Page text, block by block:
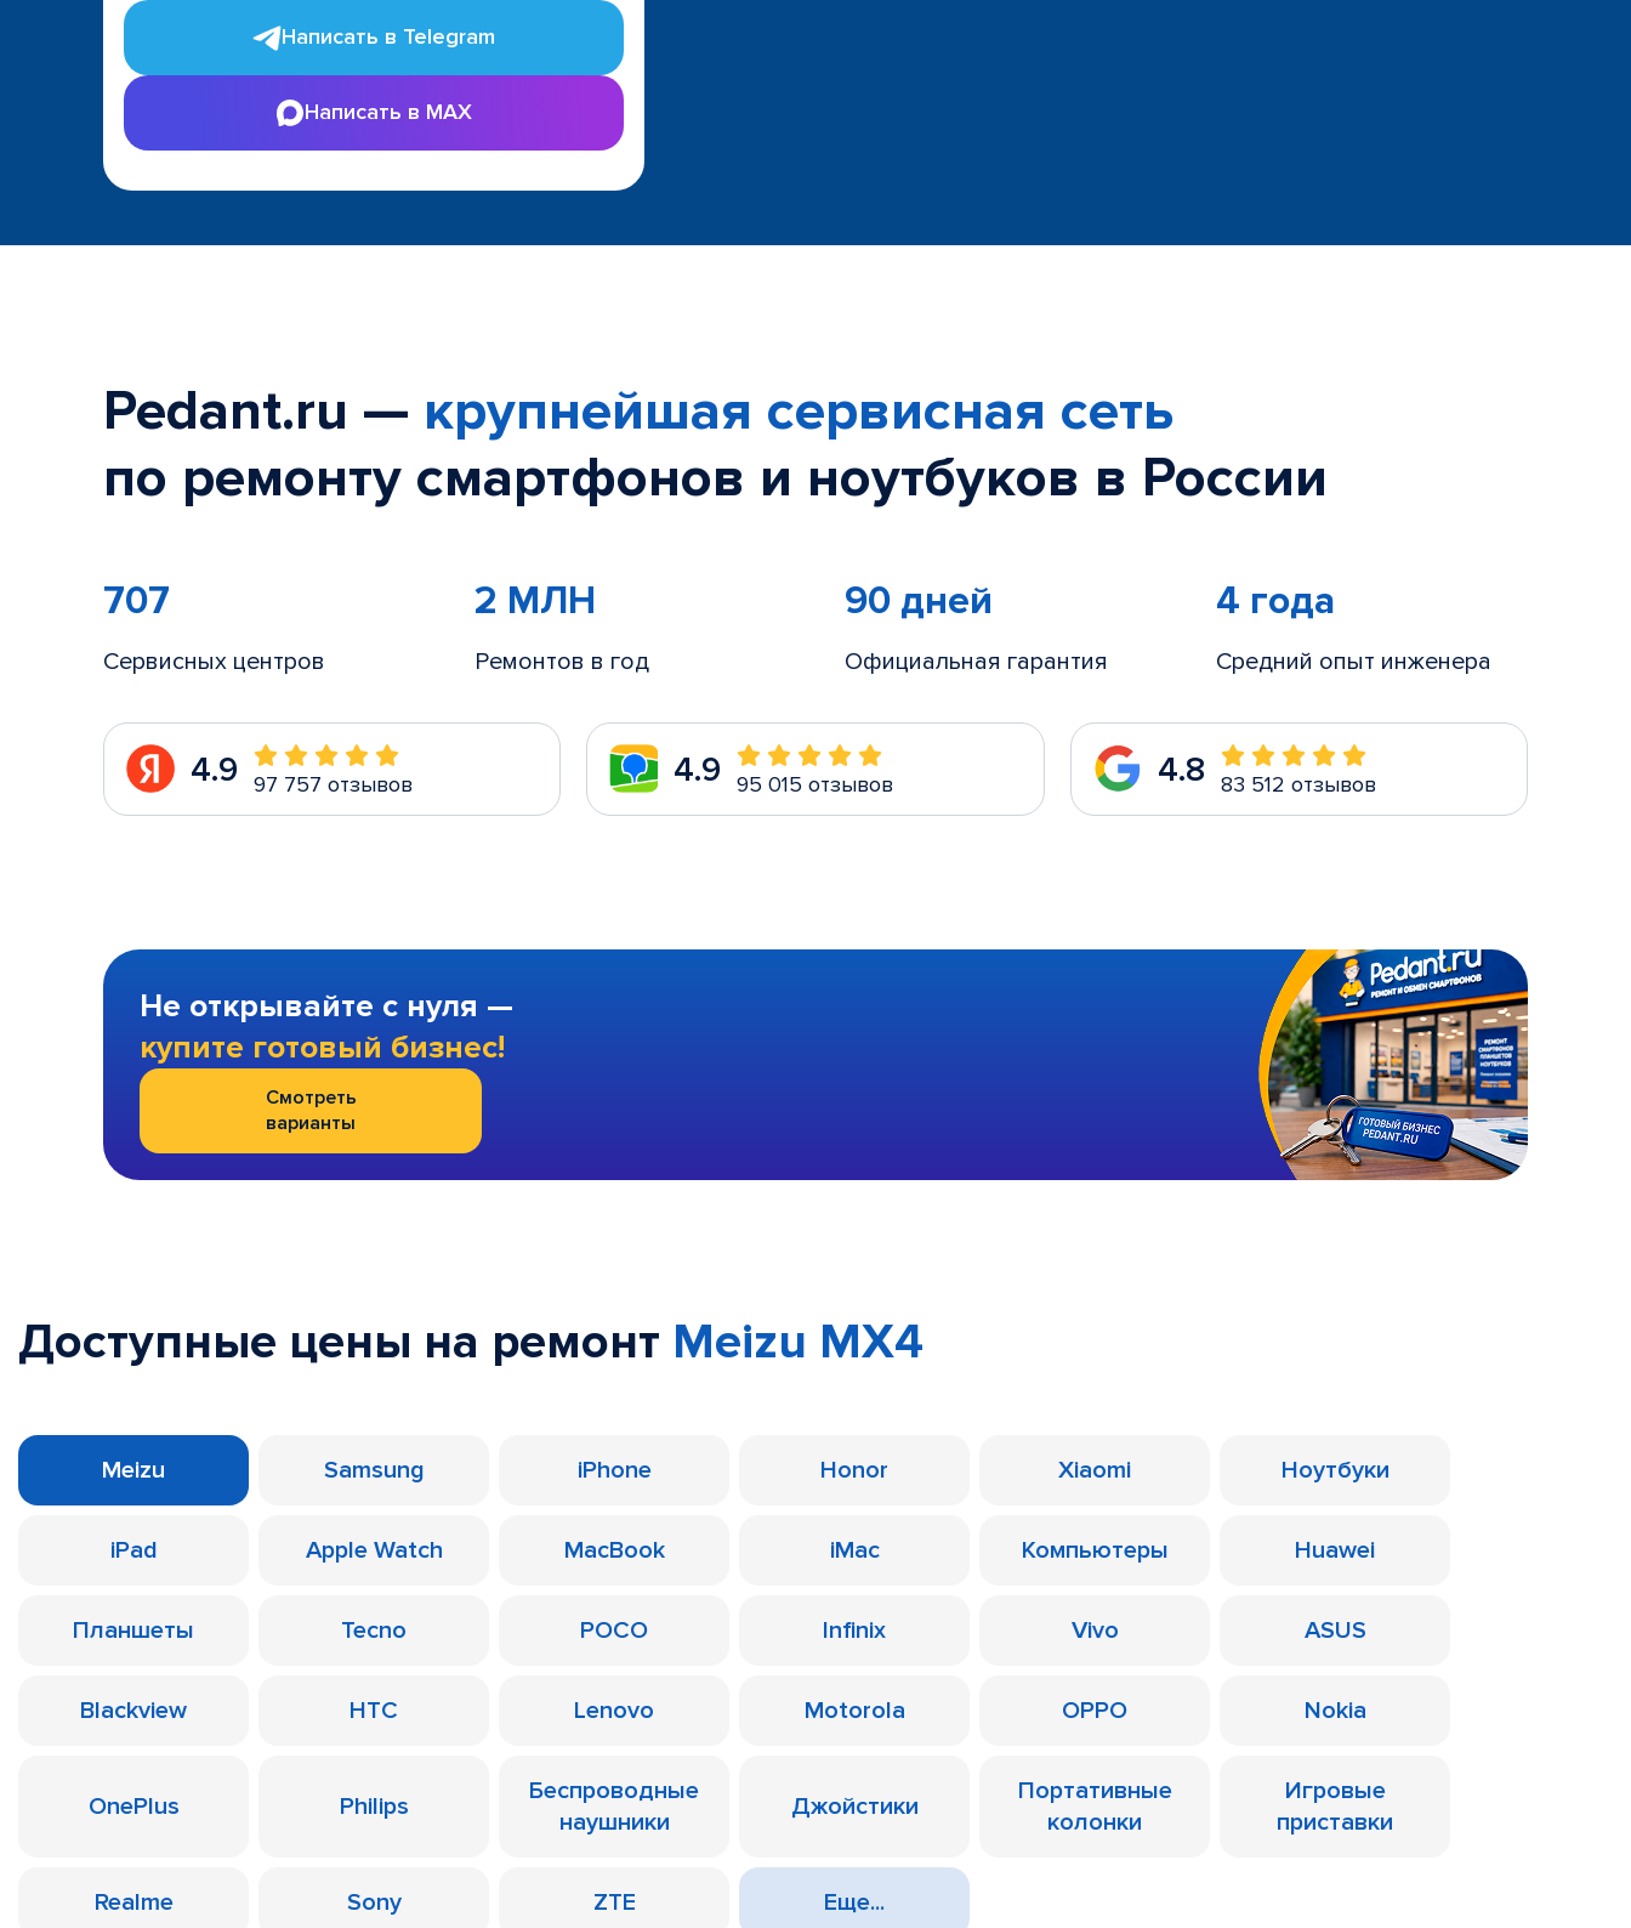
Написать в Telegram
Написать в MAX
Pedant.ru — крупнейшая сервисная сеть
по ремонту смартфонов и ноутбуков в России
707
Сервисных центров
2 МЛН
Ремонтов в год
90 дней
Официальная гарантия
4 года
Средний опыт инженера
4.9 97 757 отзывов 4.9 95 015 отзывов 4.8 83 512 отзывов
Не открывайте с нуля —
купите готовый бизнес!
Смотреть
варианты
Доступные цены на ремонт Meizu MX4
Meizu Samsung iPhone Honor Xiaomi Ноутбуки
iPad Apple Watch MacBook iMac Компьютеры Huawei
Планшеты Tecno POCO Infinix Vivo ASUS
Blackview HTC Lenovo Motorola OPPO Nokia
OnePlus Philips
Беспроводные
наушники
Джойстики
Портативные
колонки
Игровые
приставки
Realme Sony ZTE Еще...